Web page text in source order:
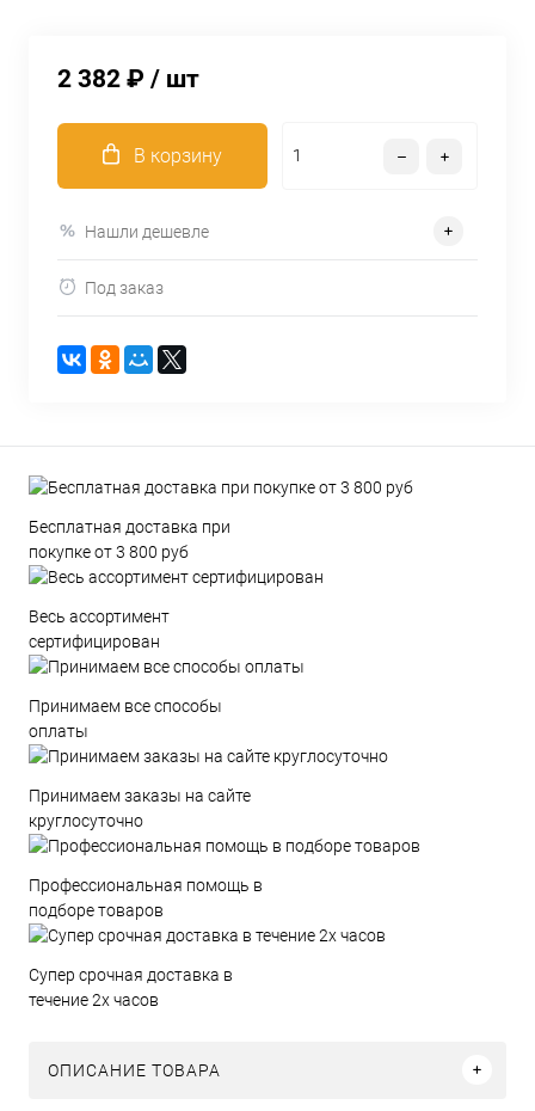
2 382 ₽ / шт
В корзину
Нашли дешевле
Под заказ
Бесплатная доставка при
покупке от 3 800 руб
Весь ассортимент
сертифицирован
Принимаем все способы
оплаты
Принимаем заказы на сайте
круглосуточно
Профессиональная помощь в
подборе товаров
Супер срочная доставка в
течение 2х часов
ОПИСАНИЕ ТОВАРА